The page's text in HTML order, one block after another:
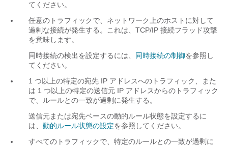
てください。
任意のトラフィックで、ネットワーク上のホストに対して
過剰な接続が発生する。これは、TCP/IP 接続フラッド攻撃
を意味します。
同時接続の検出を設定するには、 同時接続の制御を参照し
てください。
1 つ以上の特定の宛先 IP アドレスへのトラフィック、また
は 1 つ以上の特定の送信元 IP アドレスからのトラフィック
で、ルールとの一致が過剰に発生する。
送信元または宛先ベースの動的ルール状態を設定するに
は、 動的ルール状態の設定を参照してください。
すべてのトラフィックで、特定のルールとの一致が過剰に